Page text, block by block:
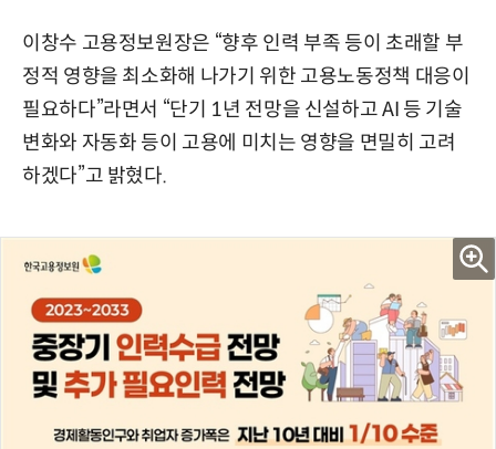
이창수 고용정보원장은 “향후 인력 부족 등이 초래할 부
정적 영향을 최소화해 나가기 위한 고용노동정책 대응이
필요하다”라면서 “단기 1년 전망을 신설하고 AI 등 기술
변화와 자동화 등이 고용에 미치는 영향을 면밀히 고려
하겠다”고 밝혔다.